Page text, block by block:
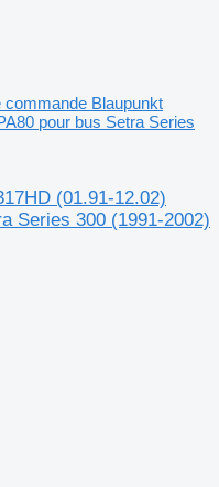
commande Blaupunkt
pour bus Setra Series
(01.91-12.02)
Series 300 (1991-2002)